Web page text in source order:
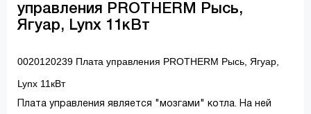
управления PROTHERM Рысь,
Ягуар, Lynx 11кВт
0020120239 Плата управления PROTHERM Рысь, Ягуар,
Lynx 11кВт
Плата управления является "мозгами" котла. На ней